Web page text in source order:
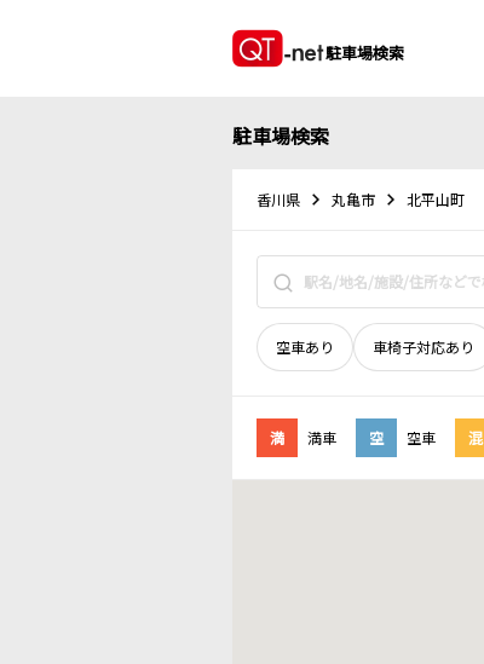
駐車場検索
駐車場検索
香川県 丸亀市 北平山町
空車あり 車椅子対応あり
満 満車 空 空車 混